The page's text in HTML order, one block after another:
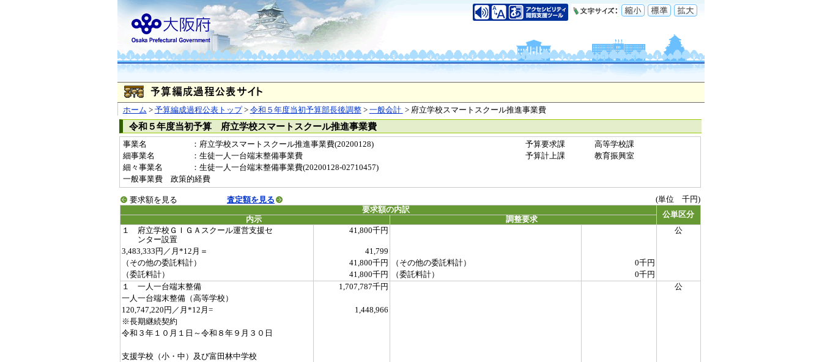
ホーム > 予算編成過程公表トップ> 令和５年度当初予算部長後調整> 一般会計 > 府立学校スマートスクール推進事業費
令和５年度当初予算 府立学校スマートスクール推進事業費
事業名 ：府立学校スマートスクール推進事業費(20200128) 予算要求課
高等学校課
細事業名
：生徒一人一台端末整備事業費 予算計上課
教育振興室
細々事業名
：生徒一人一台端末整備事業費(20200128-02710457)
一般事業費 政策的経費
要求額を見る 査定額を見る
(単位 千円)
要求額の内訳
公単区分
内示
調整要求
１ 府立学校ＧＩＧＡスクール運営支援セ
ンター設置
41,800千円 公
3,483,333円／月*12月＝
41,799
（その他の委託料計）
41,800千円 （その他の委託料計）
0千円
（委託料計）
41,800千円 （委託料計）
0千円
１ 一人一台端末整備
1,707,787千円
公
一人一台端末整備（高等学校）
120,747,220円／月*12月=
1,448,966
※長期継続契約
令和３年１０月１日～令和８年９月３０日
支援学校（小・中）及び富田林中学校